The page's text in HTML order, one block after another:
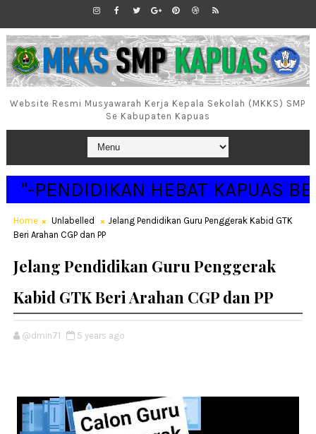
Website Resmi Musyawarah Kerja Kepala Sekolah (MKKS) SMP
Se Kabupaten Kapuas
HEBAT KAPUAS
Home Unlabelled
Jelang Pendidikan Guru Penggerak Kabid GTK
Beri Arahan CGP dan PP
Jelang Pendidikan Guru Penggerak
Kabid GTK Beri Arahan CGP dan PP
@dmin71 5 years ago